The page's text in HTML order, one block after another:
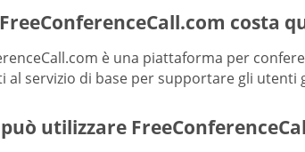
costa
è una piattaforma per
al servizio di base per supportare gli utenti
utilizzare